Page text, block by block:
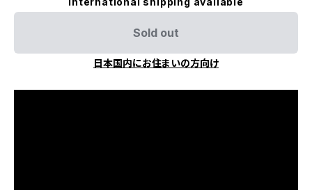
Sold out
日本国内にお住まいの方向け